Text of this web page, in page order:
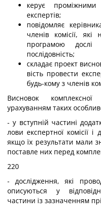
керує
експертів;
повідомляє
членів комісії,
програмою
послідовність;
складає проект
вість провести
будь-кому з членів
Висновок
урахуванням таких
- у вступній частині
лови експертної комісії
якщо їх результати мали
поставле них перед
220
- дослідження, які
описуються у
частини із зазначенням